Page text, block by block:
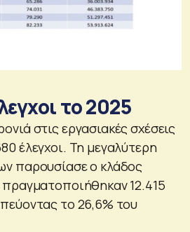
το 2025
στις εργασιακές σχέσεις
έλεγχοι. Τη μεγαλύτερη
παρουσίασε ο κλάδος
12.415
το 26,6% του